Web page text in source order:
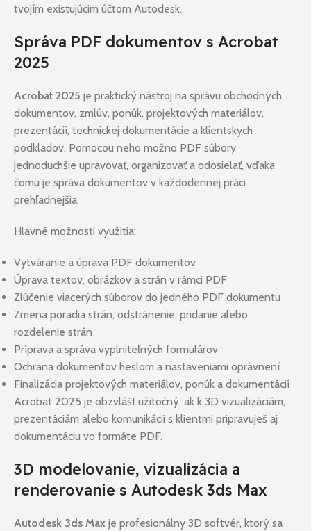
tvojím existujúcim účtom Autodesk.
Správa PDF dokumentov s Acrobat
2025
Acrobat 2025 je praktický nástroj na správu obchodných
dokumentov, zmlúv, ponúk, projektových materiálov,
prezentácií, technickej dokumentácie a klientskych
podkladov. Pomocou neho možno PDF súbory
jednoduchšie upravovať, organizovať a odosielať, vďaka
čomu je správa dokumentov v každodennej práci
prehľadnejšia.
Hlavné možnosti využitia:
Vytváranie a úprava PDF dokumentov
Úprava textov, obrázkov a strán v rámci PDF
Zlúčenie viacerých súborov do jedného PDF dokumentu
Zmena poradia strán, odstránenie, pridanie alebo
rozdelenie strán
Príprava a správa vyplniteľných formulárov
Ochrana dokumentov heslom a nastaveniami oprávnení
Finalizácia projektových materiálov, ponúk a dokumentácií
Acrobat 2025 je obzvlášť užitočný, ak k 3D vizualizáciám,
prezentáciám alebo komunikácii s klientmi pripravuješ aj
dokumentáciu vo formáte PDF.
3D modelovanie, vizualizácia a
renderovanie s Autodesk 3ds Max
Autodesk 3ds Max je profesionálny 3D softvér, ktorý sa